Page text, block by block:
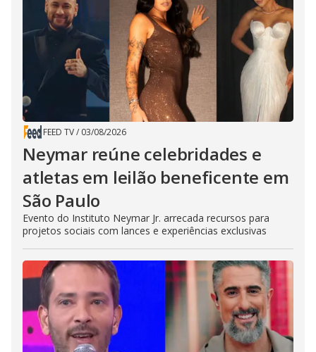
FEED TV/ 03/08/2026
Neymar reúne celebridades e
atletas em leilão beneficente em
São Paulo
Evento do Instituto Neymar Jr. arrecada recursos para
projetos sociais com lances e experiências exclusivas